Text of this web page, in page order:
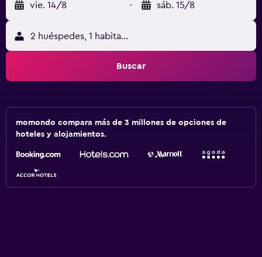
vie. 14/8 - sáb. 15/8
2 huéspedes, 1 habitación
Buscar
momondo compara más de 3 millones de opciones de
hoteles y alojamientos.